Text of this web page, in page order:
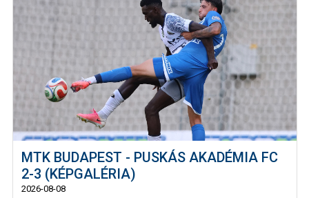
MTK BUDAPEST - PUSKÁS AKADÉMIA FC
2-3 (KÉPGALÉRIA)
2026-08-08